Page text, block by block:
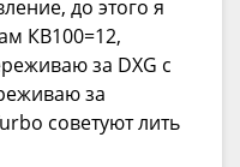
до этого я
КВ100=12,
за DXG с
за
советуют лить